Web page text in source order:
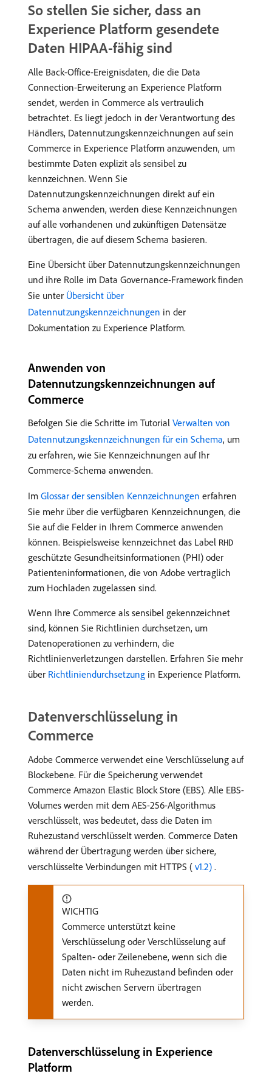
So stellen Sie sicher, dass an
Experience Platform gesendete
Daten HIPAA-fähig sind
Alle Back-Office-Ereignisdaten, die die Data
Connection-Erweiterung an Experience Platform
sendet, werden in Commerce als vertraulich
betrachtet. Es liegt jedoch in der Verantwortung des
Händlers, Datennutzungskennzeichnungen auf sein
Commerce in Experience Platform anzuwenden, um
bestimmte Daten explizit als sensibel zu
kennzeichnen. Wenn Sie
Datennutzungskennzeichnungen direkt auf ein
Schema anwenden, werden diese Kennzeichnungen
auf alle vorhandenen und zukünftigen Datensätze
übertragen, die auf diesem Schema basieren.
Eine Übersicht über Datennutzungskennzeichnungen
und ihre Rolle im Data Governance-Framework finden
Sie unter Übersicht über
Datennutzungskennzeichnungen in der
Dokumentation zu Experience Platform.
Anwenden von
Datennutzungskennzeichnungen auf
Commerce
Befolgen Sie die Schritte im Tutorial Verwalten von
Datennutzungskennzeichnungen für ein Schema, um
zu erfahren, wie Sie Kennzeichnungen auf Ihr
Commerce-Schema anwenden.
Im Glossar der sensiblen Kennzeichnungen erfahren
Sie mehr über die verfügbaren Kennzeichnungen, die
Sie auf die Felder in Ihrem Commerce anwenden
können. Beispielsweise kennzeichnet das Label RHD
geschützte Gesundheitsinformationen (PHI) oder
Patienteninformationen, die von Adobe vertraglich
zum Hochladen zugelassen sind.
Wenn Ihre Commerce als sensibel gekennzeichnet
sind, können Sie Richtlinien durchsetzen, um
Datenoperationen zu verhindern, die
Richtlinienverletzungen darstellen. Erfahren Sie mehr
über Richtliniendurchsetzung in Experience Platform.
Datenverschlüsselung in
Commerce
Adobe Commerce verwendet eine Verschlüsselung auf
Blockebene. Für die Speicherung verwendet
Commerce Amazon Elastic Block Store (EBS). Alle EBS-
Volumes werden mit dem AES-256-Algorithmus
verschlüsselt, was bedeutet, dass die Daten im
Ruhezustand verschlüsselt werden. Commerce Daten
während der Übertragung werden über sichere,
verschlüsselte Verbindungen mit HTTPS ( ​ v1.2) ​ .
WICHTIG
Commerce unterstützt keine
Verschlüsselung oder Verschlüsselung auf
Spalten- oder Zeilenebene, wenn sich die
Daten nicht im Ruhezustand befinden oder
nicht zwischen Servern übertragen
werden.
Datenverschlüsselung in Experience
Platform